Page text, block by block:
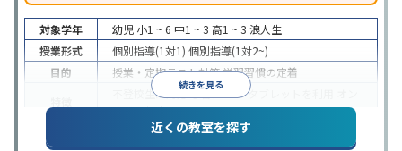
続きを見る
対象学年 幼児 小1 ~ 6 中1 ~ 3 高1 ~ 3 浪人生
授業形式
個別指導(1対1) 個別指導(1対2~)
目的
授業・定期テスト対策学習習慣の定着
不登校生に対応学習にPC・タブレットを利用
ライン対応
近くの教室を探す